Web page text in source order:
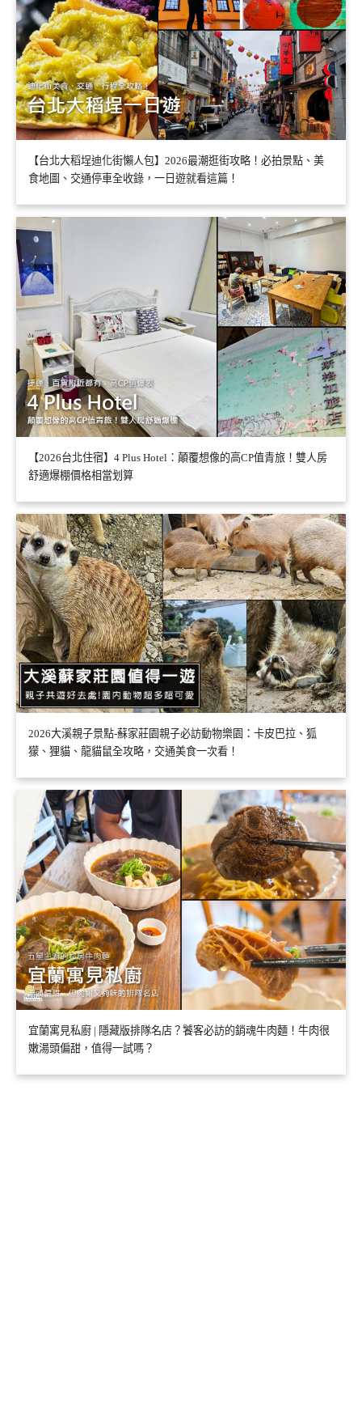
【台北大稻埕迪化街懶人包】2026最潮逛街攻略！必拍景點、美
食地圖、交通停車全收錄，一日遊就看這篇！
【2026台北住宿】4 Plus Hotel：顛覆想像的高CP值青旅！雙人房
舒適爆棚價格相當划算
2026大溪親子景點-蘇家莊園親子必訪動物樂園：卡皮巴拉、狐
獴、狸貓、龍貓鼠全攻略，交通美食一次看！
宜蘭寓見私廚 | 隱藏版排隊名店？饕客必訪的銷魂牛肉麵！牛肉很
嫩湯頭偏甜，值得一試嗎？